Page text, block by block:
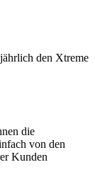
den Xtreme
die
von den
Kunden